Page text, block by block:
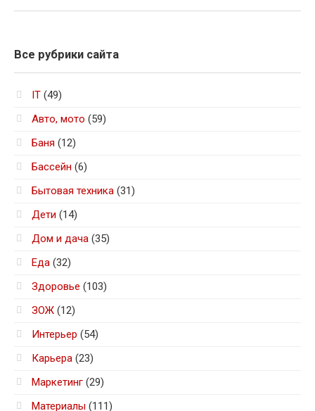
Все рубрики сайта
IT (49)
Авто, мото (59)
Баня (12)
Бассейн (6)
Бытовая техника (31)
Дети (14)
Дом и дача (35)
Еда (32)
Здоровье (103)
ЗОЖ (12)
Интерьер (54)
Карьера (23)
Маркетинг (29)
Материалы (111)